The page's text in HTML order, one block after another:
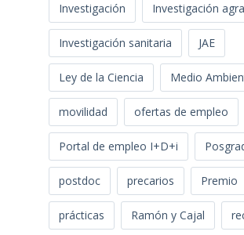
Investigación Investigación
Investigación sanitaria JAE
Ley de la Ciencia Medio
movilidad ofertas de empleo
Portal de empleo I+D+i
postdoc precarios Premio
prácticas Ramón y Cajal